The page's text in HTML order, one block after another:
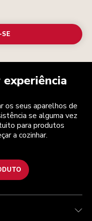
SE
os seus aparelhos de
se alguma vez
para produtos
a cozinhar.